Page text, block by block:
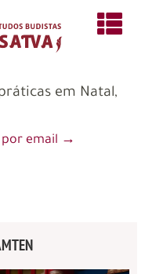
em Natal,
email →